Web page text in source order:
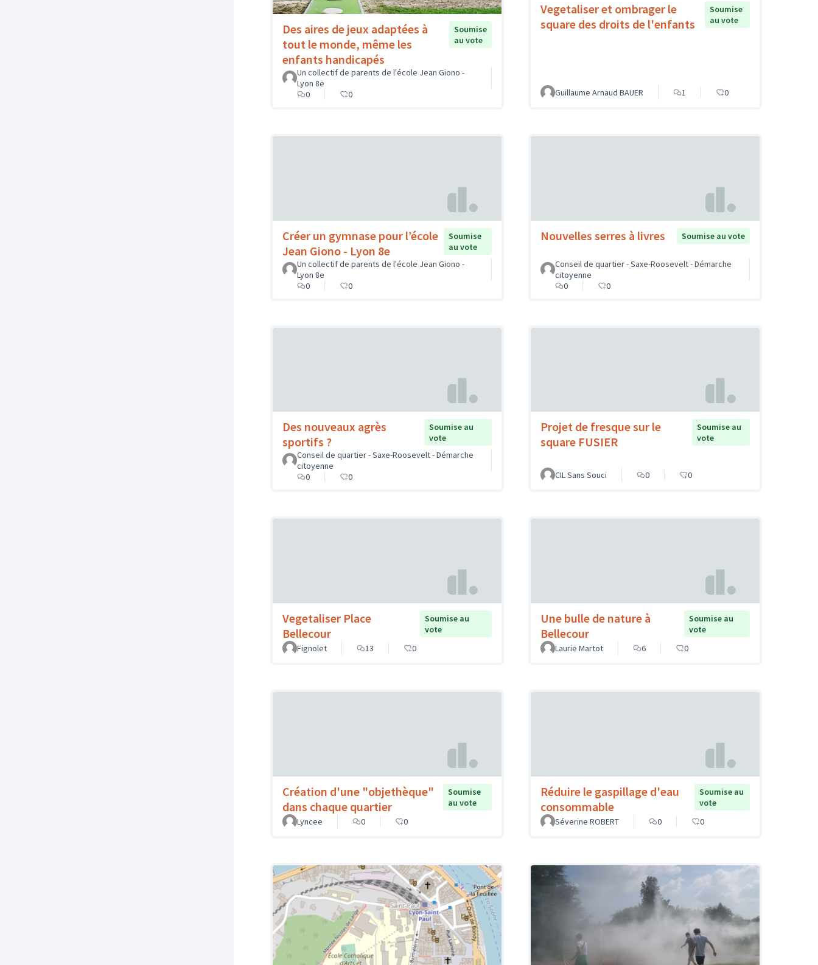
Des aires de jeux adaptées à
tout le monde, même les
enfants handicapés
Soumise
au vote
Un collectif de parents de l'école Jean Giono -
Lyon 8e
0
0
Vegetaliser et ombrager le
square des droits de l'enfants
Soumise
au vote
Guillaume Arnaud BAUER 1 0
Créer un gymnase pour l’école
Jean Giono - Lyon 8e
Soumise
au vote
Un collectif de parents de l'école Jean Giono -
Lyon 8e
0
0
Nouvelles serres à livres Soumise au vote
Conseil de quartier - Saxe-Roosevelt - Démarche
citoyenne
0
0
Des nouveaux agrès
sportifs ?
Soumise au
vote
Conseil de quartier - Saxe-Roosevelt - Démarche
citoyenne
0
0
Projet de fresque sur le
square FUSIER
Soumise au
vote
CIL Sans Souci 0 0
Vegetaliser Place
Bellecour
Soumise au
vote
Fignolet
13 0
Une bulle de nature à
Bellecour
Soumise au
vote
Laurie Martot
6 0
Création d'une "objethèque"
dans chaque quartier
Soumise
au vote
Lyncee
0 0
Réduire le gaspillage d'eau
consommable
Soumise au
vote
Séverine ROBERT
0 0